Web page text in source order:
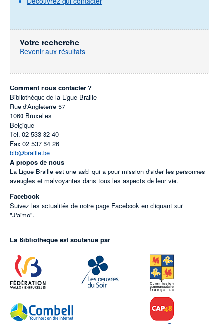
Votre recherche
Revenir aux résultats
Comment nous contacter ?
Bibliothèque de la Ligue Braille
Rue d'Angleterre 57
1060 Bruxelles
Belgique
Tel. 02 533 32 40
Fax 02 537 64 26
bib@braille.be
À propos de nous
La Ligue Braille est une asbl qui a pour mission d'aider les personnes
aveugles et malvoyantes dans tous les aspects de leur vie.
Facebook
Suivez les actualités de notre page Facebook en cliquant sur
"J'aime".
La Bibliothèque est soutenue par